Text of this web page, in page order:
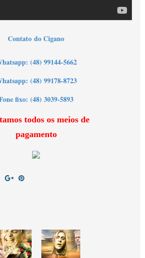
Contato do Cigano
atsapp: (48) 99144-5662
(48) 99178-8723
fixo: (48) 3039-5893
todos os meios de
pagamento